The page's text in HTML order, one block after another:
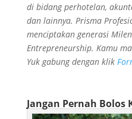
di bidang perhotelan,
dan lainnya. Prisma
menciptakan generasi
Entrepreneurship. Kamu
Yuk gabung dengan klik
Jangan Pernah Bolos